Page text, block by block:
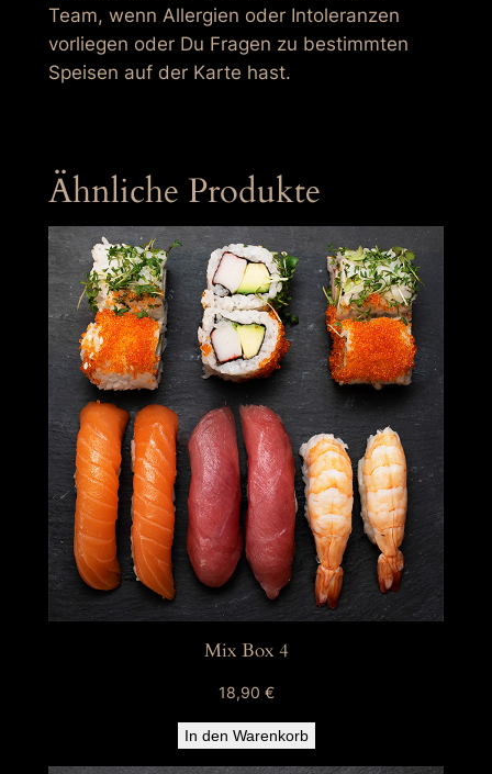
Team, wenn Allergien oder Intoleranzen
vorliegen oder Du Fragen zu bestimmten
Speisen auf der Karte hast.
Ähnliche Produkte
Mix Box 4
18,90 €
In den Warenkorb